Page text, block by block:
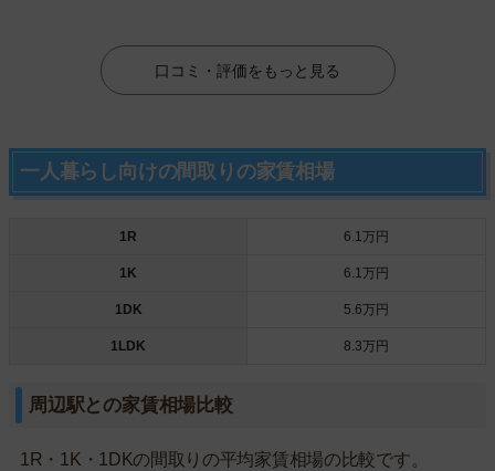
口コミ・評価をもっと見る
一人暮らし向けの間取りの家賃相場
1R 6.1万円
1K 6.1万円
1DK 5.6万円
1LDK 8.3万円
周辺駅との家賃相場比較
1R・1K・1DKの間取りの平均家賃相場の比較です。